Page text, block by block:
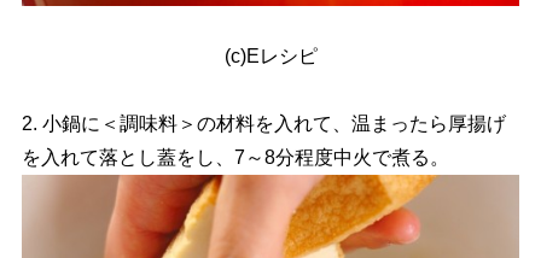
(c)Eレシピ
2. 小鍋に＜調味料＞の材料を入れて、温まったら厚揚げ
を入れて落とし蓋をし、7～8分程度中火で煮る。